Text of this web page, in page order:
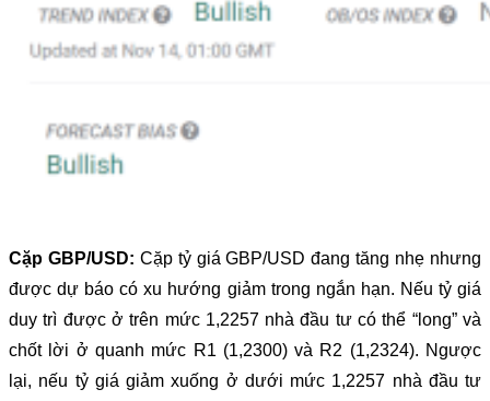
Cặp GBP/USD: Cặp tỷ giá GBP/USD đang tăng nhẹ nhưng
được dự báo có xu hướng giảm trong ngắn hạn. Nếu tỷ giá
duy trì được ở trên mức 1,2257 nhà đầu tư có thể “long” và
chốt lời ở quanh mức R1 (1,2300) và R2 (1,2324). Ngược
lại, nếu tỷ giá giảm xuống ở dưới mức 1,2257 nhà đầu tư